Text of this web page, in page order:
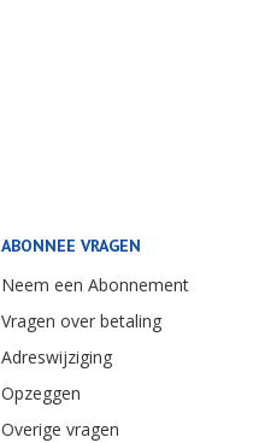
ABONNEE VRAGEN
Neem een Abonnement
Vragen over betaling
Adreswijziging
Opzeggen
Overige vragen